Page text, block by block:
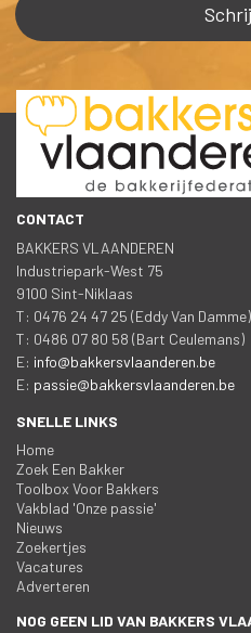
CONTACT
BAKKERS VLAANDEREN
Industriepark-West 75
9100 Sint-Niklaa
T: 0476 24 47 25 (Eddy Van Damme)
T: 0486 07 80 58 (Bart Ceulemans)
E: info@bakkersvlaanderen.be
E: passie@bakkersvlaanderen.be
SNELLE LINKS
Home
Zoek Een Bakker
Toolbox Voor Bakker
Vakblad 'Onze passie'
Nieuw
Zoekertje
Vacature
Adverteren
NOG GEEN LID VAN BAKKERS